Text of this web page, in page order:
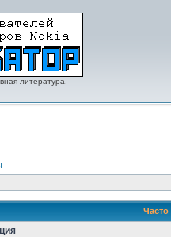
литература.